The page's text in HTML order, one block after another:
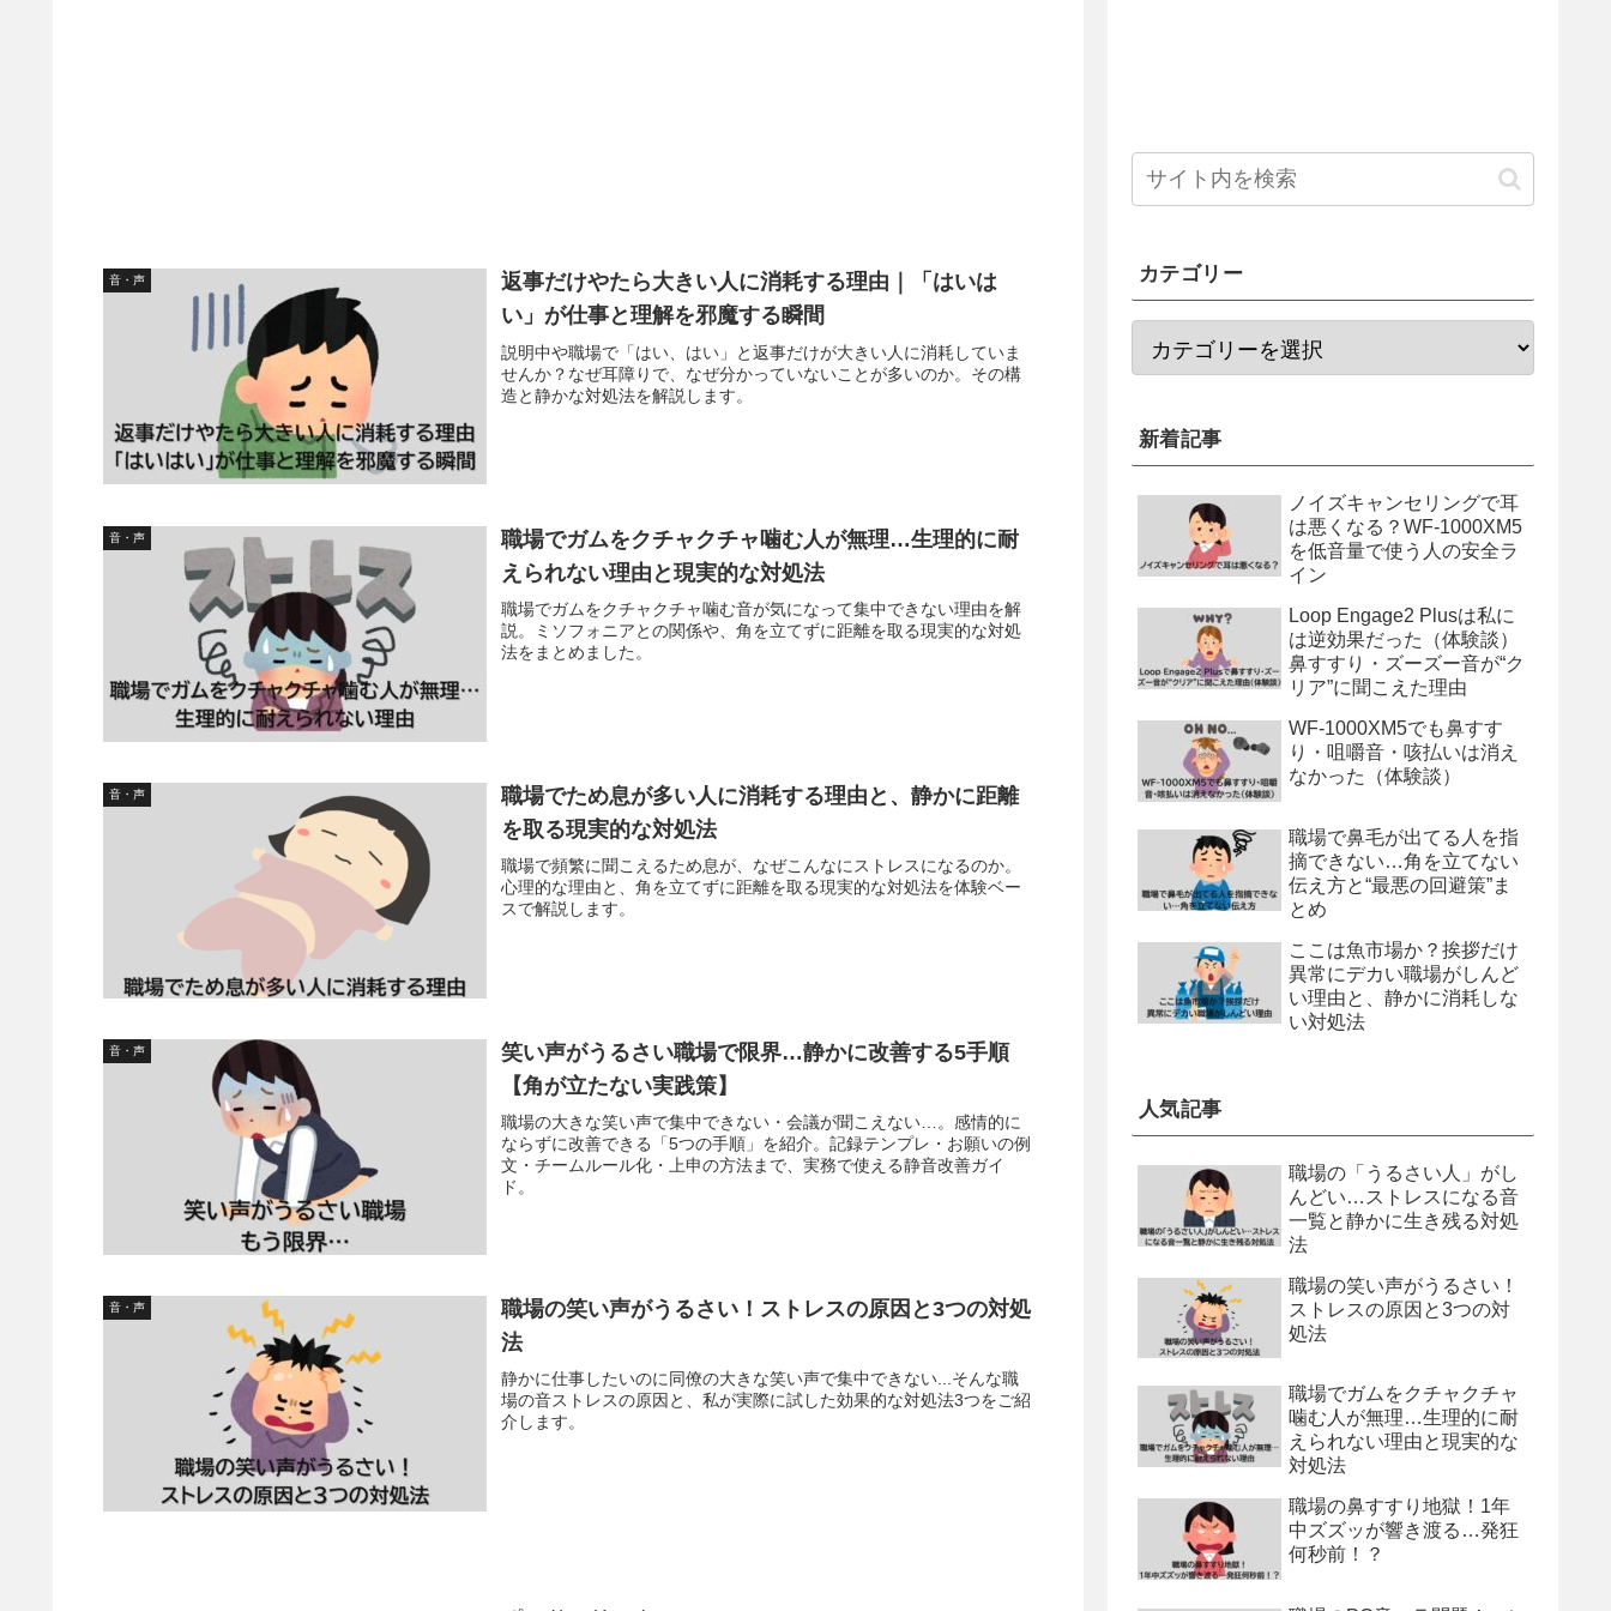
音・声
返事だけやたら大きい人に消耗する理由｜「はいは
い」が仕事と理解を邪魔する瞬間
説明中や職場で「はい、はい」と返事だけが大きい人に消耗していま
せんか？なぜ耳障りで、なぜ分かっていないことが多いのか。その構
造と静かな対処法を解説します。
音・声
職場でガムをクチャクチャ噛む人が無理…生理的に耐
えられない理由と現実的な対処法
職場でガムをクチャクチャ噛む音が気になって集中できない理由を解
説。ミソフォニアとの関係や、角を立てずに距離を取る現実的な対処
法をまとめました。
音・声
職場でため息が多い人に消耗する理由と、静かに距離
を取る現実的な対処法
職場で頻繁に聞こえるため息が、なぜこんなにストレスになるのか。
心理的な理由と、角を立てずに距離を取る現実的な対処法を体験ベー
スで解説します。
音・声
笑い声がうるさい職場で限界…静かに改善する5手順
【角が立たない実践策】
職場の大きな笑い声で集中できない・会議が聞こえない…。感情的に
ならずに改善できる「5つの手順」を紹介。記録テンプレ・お願いの例
文・チームルール化・上申の方法まで、実務で使える静音改善ガイ
ド。
音・声
職場の笑い声がうるさい！ストレスの原因と3つの対処
法
静かに仕事したいのに同僚の大きな笑い声で集中できない...そんな職
場の音ストレスの原因と、私が実際に試した効果的な対処法3つをご紹
介します。
カテゴリー
新着記事
ノイズキャンセリングで耳
は悪くなる？WF-1000XM5
を低音量で使う人の安全ラ
イン
Loop Engage2 Plusは私に
は逆効果だった（体験談）
鼻すすり・ズーズー音が“ク
リア”に聞こえた理由
WF-1000XM5でも鼻すす
り・咀嚼音・咳払いは消え
なかった（体験談）
職場で鼻毛が出てる人を指
摘できない…角を立てない
伝え方と“最悪の回避策”ま
とめ
ここは魚市場か？挨拶だけ
異常にデカい職場がしんど
い理由と、静かに消耗しな
い対処法
人気記事
職場の「うるさい人」がし
んどい…ストレスになる音
一覧と静かに生き残る対処
法
職場の笑い声がうるさい！
ストレスの原因と3つの対
処法
職場でガムをクチャクチャ
噛む人が無理…生理的に耐
えられない理由と現実的な
対処法
職場の鼻すすり地獄！1年
中ズズッが響き渡る…発狂
何秒前！？